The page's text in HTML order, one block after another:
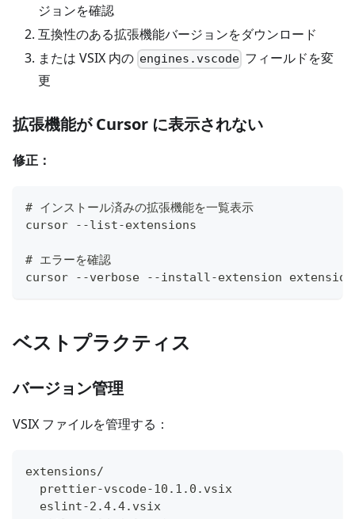
ジョンを確認
互換性のある拡張機能バージョンをダウンロード
または VSIX 内の engines.vscode フィールドを変
更
拡張機能が Cursor に表示されない
修正：
# インストール済みの拡張機能を一覧表示
cursor --list-extensions
# エラーを確認
cursor --verbose --install-extension
ベストプラクティス
バージョン管理
VSIX ファイルを管理する：
extensions/
  prettier-vscode-10.1.0.vsix
  eslint-2.4.4.vsix